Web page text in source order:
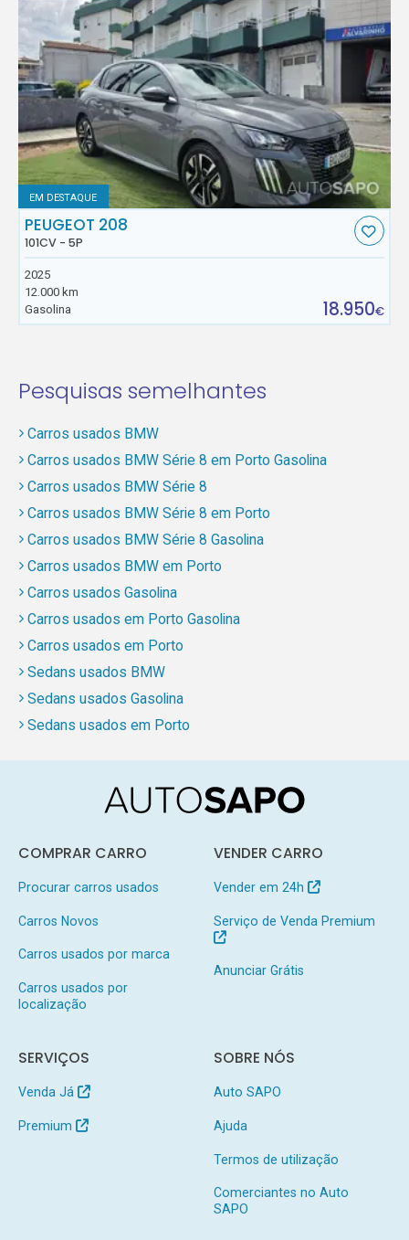
EM DESTAQUE
PEUGEOT 208
101CV - 5P
2025
12.000 km
Gasolina
18.950€
Pesquisas semelhantes
Carros usados BMW
Carros usados BMW Série 8 em Porto Gasolina
Carros usados BMW Série 8
Carros usados BMW Série 8 em Porto
Carros usados BMW Série 8 Gasolina
Carros usados BMW em Porto
Carros usados Gasolina
Carros usados em Porto Gasolina
Carros usados em Porto
Sedans usados BMW
Sedans usados Gasolina
Sedans usados em Porto
COMPRAR CARRO
Procurar carros usados
Carros Novos
Carros usados por marca
Carros usados por
localização
VENDER CARRO
Vender em 24h
Serviço de Venda Premium
Anunciar Grátis
SERVIÇOS
Venda Já
Premium
SOBRE NÓS
Auto SAPO
Ajuda
Termos de utilização
Comerciantes no Auto
SAPO